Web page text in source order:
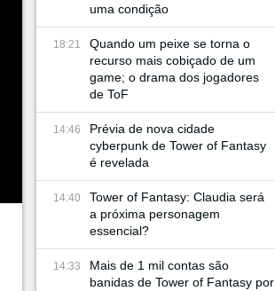
uma condição
18:21
Quando um peixe se torna o
recurso mais cobiçado de um
game; o drama dos jogadores
de ToF
14:46
Prévia de nova cidade
cyberpunk de Tower of Fantasy
é revelada
14:40
Tower of Fantasy: Claudia será
a próxima personagem
essencial?
14:33
Mais de 1 mil contas são
banidas de Tower of Fantasy por